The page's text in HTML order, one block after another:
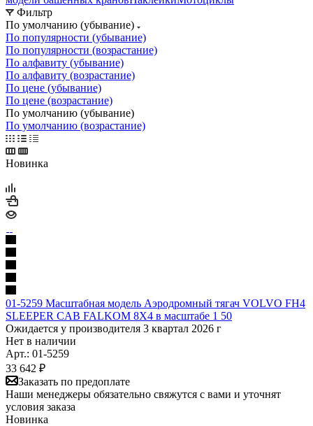
Фильтр
По умолчанию (убывание)
По популярности (убывание)
По популярности (возрастание)
По алфавиту (убывание)
По алфавиту (возрастание)
По цене (убывание)
По цене (возрастание)
По умолчанию (убывание)
По умолчанию (возрастание)
Новинка
01-5259 Масштабная модель Аэродромный тягач VOLVO FH4
SLEEPER CAB FALKOM 8X4 в масштабе 1 50
Ожидается у производителя 3 квартал 2026 г
Нет в наличии
Арт.: 01-5259
33 642 ₽
Заказать по предоплате
Наши менеджеры обязательно свяжутся с вами и уточнят
условия заказа
Новинка